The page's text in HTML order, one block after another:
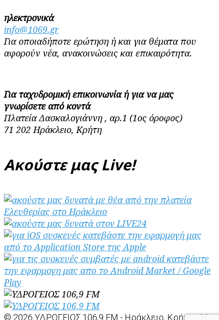
ηλεκτρονικά
info@1069.gr
Για οποιαδήποτε ερώτηση ή και για θέματα που
αφορούν νέα, ανακοινώσεις και επικαιρότητα.
Για ταχυδρομική επικοινωνία ή για να μας
γνωρίσετε από κοντά
Πλατεία Δασκαλογιάννη , αρ.1 (1ος όροφος)
71 202 Ηράκλειο, Κρήτη
Ακούστε μας Live!
© 2026 ΥΔΡΟΓΕΙΟΣ 106,9 FM - Ηράκλειο, Κρήτη. - Με